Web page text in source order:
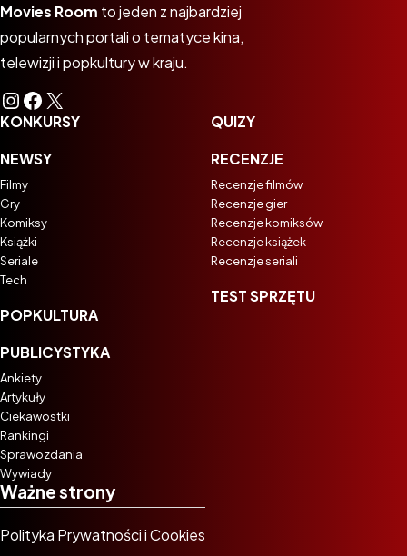
Movies Room to jeden z najbardziej
popularnych portali o tematyce kina,
telewizji i popkultury w kraju.
Instagram
Facebook
X
KONKURSY
NEWSY
Filmy
Gry
Komiksy
Książki
Seriale
Tech
POPKULTURA
PUBLICYSTYKA
Ankiety
Artykuły
Ciekawostki
Rankingi
Sprawozdania
Wywiady
QUIZY
RECENZJE
Recenzje filmów
Recenzje gier
Recenzje komiksów
Recenzje książek
Recenzje seriali
TEST SPRZĘTU
Ważne strony
Polityka Prywatności i Cookies